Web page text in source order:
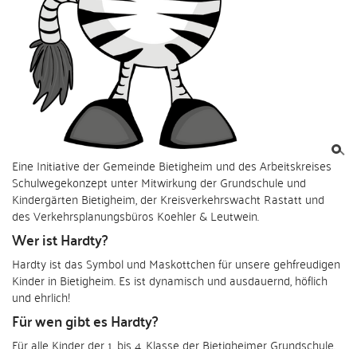
Eine Initiative der Gemeinde Bietigheim und des Arbeitskreises
Schulwegekonzept unter Mitwirkung der Grundschule und
Kindergärten Bietigheim, der Kreisverkehrswacht Rastatt und
des Verkehrsplanungsbüros Koehler & Leutwein.
Wer ist Hardty?
Hardty ist das Symbol und Maskottchen für unsere gehfreudigen
Kinder in Bietigheim. Es ist dynamisch und ausdauernd, höflich
und ehrlich!
Für wen gibt es Hardty?
Für alle Kinder der 1. bis 4. Klasse der Bietigheimer Grundschule.